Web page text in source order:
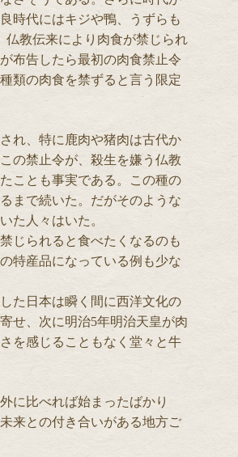
時代にはキジや鴨、うずらも
仏教伝来により肉食が禁じられ
布告したら最初の肉食禁止令
類の肉食を禁ずると言う限定
れ、特に鹿肉や猪肉は古代か
の禁止令が、殺生を嫌う仏教
ことも事実である。この種の
まで続いた。だがそのような
た人々はいた。
じられると食べたくなるのも
特産品になっている例も少な
た日本は瞬く間に西洋文化の
せ、次に明治5年明治天皇が肉
を感じることもなく堂々と牛
に比べれば始まったばかり
来との付き合いがある地方ご